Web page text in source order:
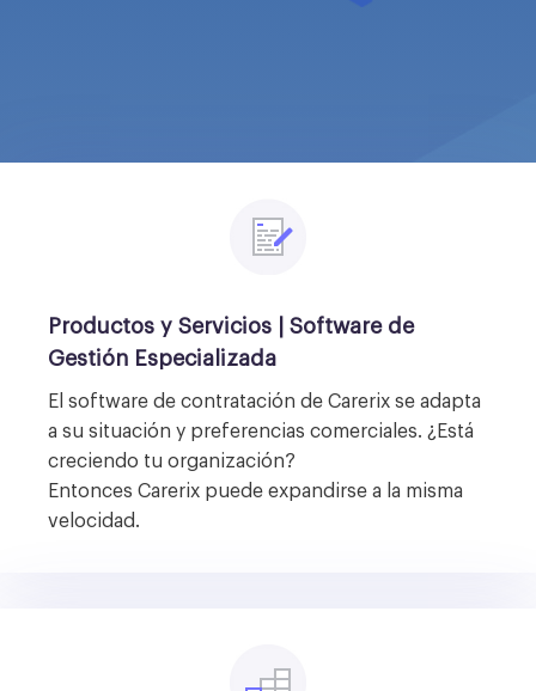
Productos y Servicios
Software de
Gestión Especializada
El software de contratación de Carerix se adapta
a su situación y preferencias comerciales. ¿Está
creciendo tu organización?
Entonces Carerix puede expandirse a la misma
velocidad.